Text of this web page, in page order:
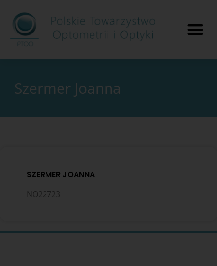
Szermer Joanna
SZERMER JOANNA
NO22723